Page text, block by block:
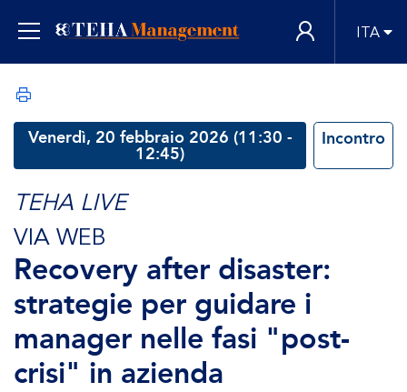
ITA
Venerdì, 20 febbraio 2026 (11:30 -
12:45)
Incontro
TEHA LIVE
VIA WEB
Recovery after disaster:
strategie per guidare i
manager nelle fasi "post-
crisi" in azienda